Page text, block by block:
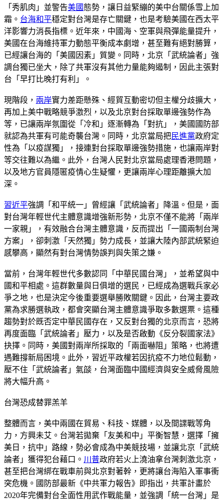
「秀肌肉」並警告美國 態勢，讓日益緊繃的美中台關係雪上加
霜。 台海和平穩定對台灣是存亡關鍵，也是考驗美國在西太平
洋影響力消長指標。近年來，中國海、空軍與飛彈能量提升，
美國在台海維持軍力動態平衡成本劇增，甚至難有絕對勝算，
已經讓台海的「美國因素」質變。同時，北京「武統論者」強
調台獨已坐大，除了共軍沒有其他力量能夠遏制，因此主張對
台「早打比晚打有利」。
現階段， 兩岸實力差距懸殊、經貿互動密切但主權分歧擴大，
再加上美中戰略競爭激烈，以及北京對台採取單邊強勢作為
等，已讓兩岸氛圍從「冷和」逐漸轉為「對抗」，美國國防部
就認為共軍有可能奇襲台灣。同時，北京當局把民進黨政府定
性為「以疫謀獨」，接連對台採取單邊強勢措施，也讓兩岸對
等交往難以為繼。此外，台灣人民對北京當局處理香港問題，
以及地方官員隱匿疫情心生疑懼，更讓兩岸心理距離擴大加
深。
習近平強調「和平統一」曾經讓「武統論者」降溫。但是，面
對台灣年輕世代主體意識增強新形勢，北京不僅不能將「兩岸
一家親」，有效融合台灣主體意識，反而提出「一國兩制台灣
方案」，卻刺激「天然獨」勢力成長，並讓大陸內部武統緊迫
感攀高，顯然有對台灣情勢誤判與失策之嫌。
當前，台灣年輕世代多數認同「中華民國台灣」，並希望與中
國和平相處。這群數量與日俱增的選民，已經成為選戰兵家必
爭之地，也是決定今後重要選舉勝敗關鍵。因此，台灣主要政
黨為求勝選執政，都會突顯台灣主體意識爭取多數選票。這種
趨勢對於既否定中華民國存在，又反對台獨的北京而言，恐將
再度面臨「武統論者」壓力，以及是否啟動《反分裂國家法》
抉擇。同時，美國對兩岸所採取的「兩面嚇阻」策略，也將遭
遇難撐新局困境。此外，習近平政權若因抗疫不力地位鬆動，
壓不住「武統論者」氣燄，台灣面臨中國經濟與安全威脅風險
將大幅升高。
台灣恐成替罪羔羊
整體而言，美中兩國在貿易、科技、媒體，以及間諜戰等角
力，方興未艾。台灣若拋棄「友美和中」平衡智慧，選擇「擁
美日，抗中」路線，勢必會成為中美競技場，並讓北京「武統
論者」獲得犯台藉口。 川普政府若火上澆油拿台灣刺激北京，
甚至把台灣綁在戰車前與北京對著幹，更將讓台海陷入軍事衝
突危機。國防部最新《中共軍力報告》即指出，共軍計畫於
2020年完備對台全面性用武作戰能量，並強調「統一台灣」是